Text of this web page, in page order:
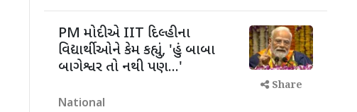
PM મોદીએ IIT દિલ્હીના
વિદ્યાર્થીઓને કેમ કહ્યું, 'હું બાબા
બાગેશ્વર તો નથી પણ...'
National
Share